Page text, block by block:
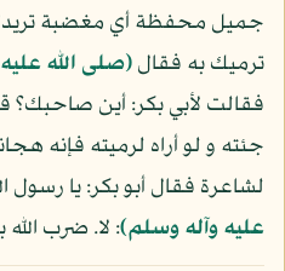
جميل محفظة أي مغضبة
ترميك به فقال(صلى الله
فقالت لأبي بكر: أين صاحبك؟
جئته و لو أراه لرميته فإنه
لشاعرة فقال أبو بكر: يا رسول
عليه وآله وسلم): لا. ضرب الله